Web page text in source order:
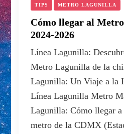
TIPS METRO LAGUNILLA
Cómo llegar al
2024-2026
Línea Lagunilla:
Metro Lagunilla de la
Lagunilla: Un Viaje a la
Línea Lagunilla Metro
Lagunilla: Cómo llegar
metro de la CDMX